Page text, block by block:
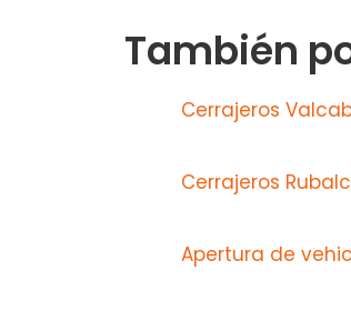
También
Cerrajeros
Cerrajeros
Apertura de